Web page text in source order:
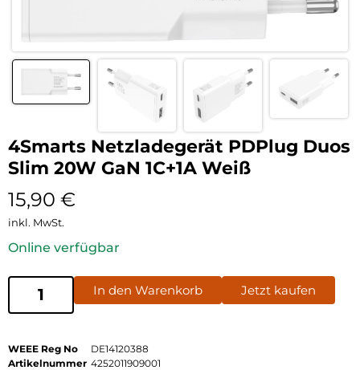
4Smarts Netzladegerät PDPlug Duos
Slim 20W GaN 1C+1A Weiß
15,90 €
inkl. MwSt.
Online verfügbar
In den Warenkorb Jetzt kaufen
WEEE Reg No
DE14120388
Artikelnummer 4252011909001